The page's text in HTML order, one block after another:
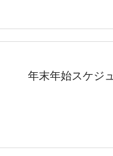
年末年始スケジ